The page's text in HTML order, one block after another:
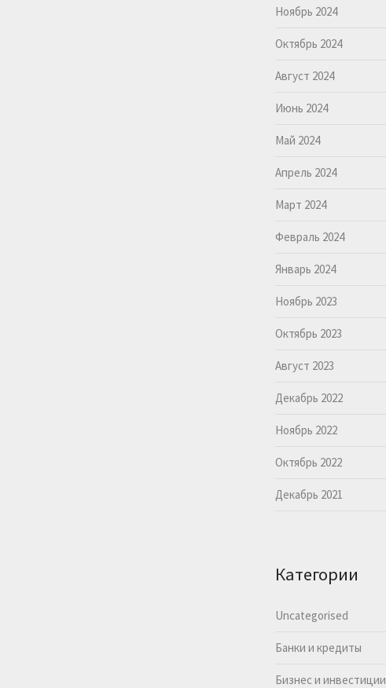
Ноябрь 2024
Октябрь 2024
Август 2024
Июнь 2024
Май 2024
Апрель 2024
Март 2024
Февраль 2024
Январь 2024
Ноябрь 2023
Октябрь 2023
Август 2023
Декабрь 2022
Ноябрь 2022
Октябрь 2022
Декабрь 2021
Категории
Uncategorised
Банки и кредиты
Бизнес и инвестиции